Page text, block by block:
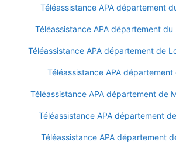
Téléassistance APA département
Téléassistance APA département
Téléassistance APA département de
Téléassistance APA
Téléassistance APA département de
Téléassistance APA département
Téléassistance APA département